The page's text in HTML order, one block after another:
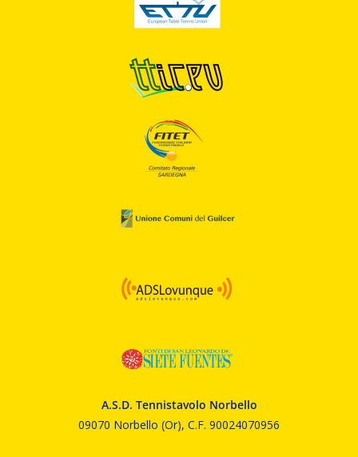
A.S.D. Tennistavolo Norbello
09070 Norbello (Or), C.F. 90024070956